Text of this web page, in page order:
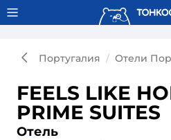
Тонкости используют сookie-
Португалия Отели
FEELS LIKE
PRIME SUITES
Отель